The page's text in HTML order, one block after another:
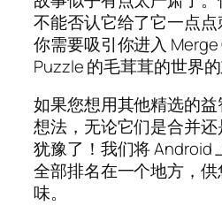
不能否认它给了它一点
你需要吸引你进入
Puzzle 的毛茸茸的世界的
如果您想用其他精选的
想法，无论它们是合并
犹豫了！我们将 Android
全部排名在一个地方，
味。